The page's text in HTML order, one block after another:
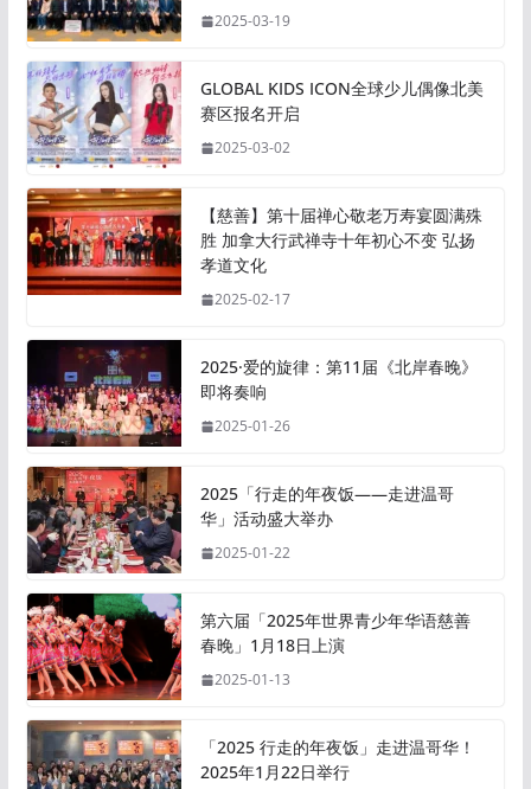
2025-03-19
GLOBAL KIDS ICON全球少儿偶像北美
赛区报名开启
2025-03-02
【慈善】第十届禅心敬老万寿宴圆满殊
胜 加拿大行武禅寺十年初心不变 弘扬
孝道文化
2025-02-17
2025·爱的旋律：第11届《北岸春晚》
即将奏响
2025-01-26
2025「行走的年夜饭——走进温哥
华」活动盛大举办
2025-01-22
第六届「2025年世界青少年华语慈善
春晚」1月18日上演
2025-01-13
「2025 行走的年夜饭」走进温哥华！
2025年1月22日举行